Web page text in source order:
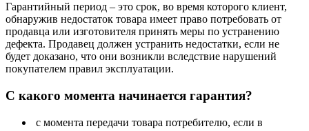
Гарантийный период – это срок, во время которого клиент,
обнаружив недостаток товара имеет право потребовать от
продавца или изготовителя принять меры по устранению
дефекта. Продавец должен устранить недостатки, если не
будет доказано, что они возникли вследствие нарушений
покупателем правил эксплуатации.
С какого момента начинается гарантия?
с момента передачи товара потребителю, если в